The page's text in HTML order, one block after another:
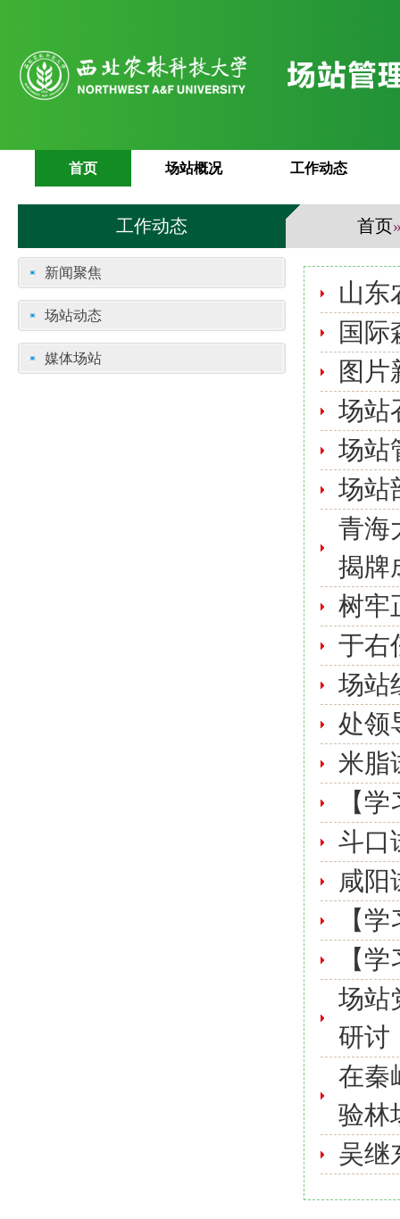
首页 场站概况 工作动态
工作动态 首页
新闻聚焦
场站动态
媒体场站
山东
国际
图片
场站
场站
场站
青海
揭牌
树牢
于右
场站
处领
米脂
【
斗口
咸阳
【
【
场站
研讨
在秦
验林
吴继